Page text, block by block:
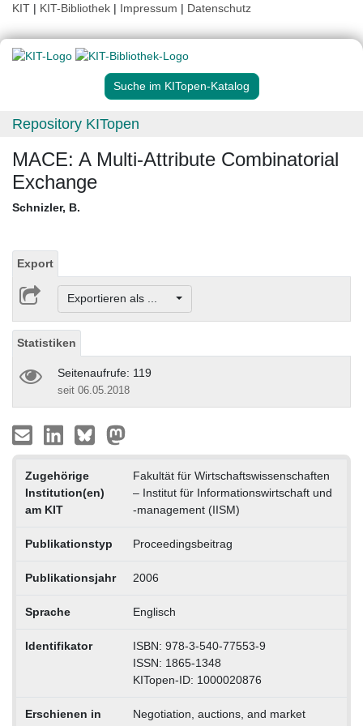
KIT | KIT-Bibliothek | Impressum | Datenschutz
Suche im KITopen-Katalog
Repository KITopen
MACE: A Multi-Attribute Combinatorial
Exchange
Schnizler, B.
Export
Exportieren als ...
Statistiken
Seitenaufrufe: 119
seit 06.05.2018
Zugehörige
Institution(en)
am KIT
Fakultät für Wirtschaftswissenschaften
– Institut für Informationswirtschaft und
-management (IISM)
Publikationstyp Proceedingsbeitrag
Publikationsjahr 2006
Sprache Englisch
Identifikator
ISBN: 978-3-540-77553-9
ISSN: 1865-1348
KITopen-ID: 1000020876
Erschienen in
Negotiation, auctions, and market